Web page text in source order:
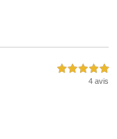
5,0 étoiles sur 5
4 avis